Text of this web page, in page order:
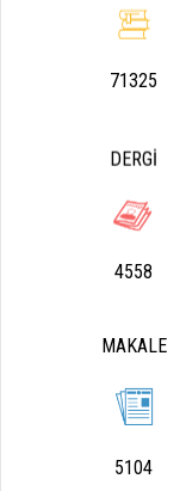
71325
DERGİ
4558
MAKALE
5104